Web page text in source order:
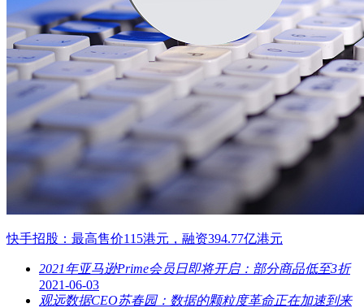
快手招股：最高售价115港元，融资394.77亿港元
2021年亚马逊Prime会员日即将开启：部分商品低至3折
2021-06-03
观远数据CEO苏春园：数据的颗粒度革命正在加速到来